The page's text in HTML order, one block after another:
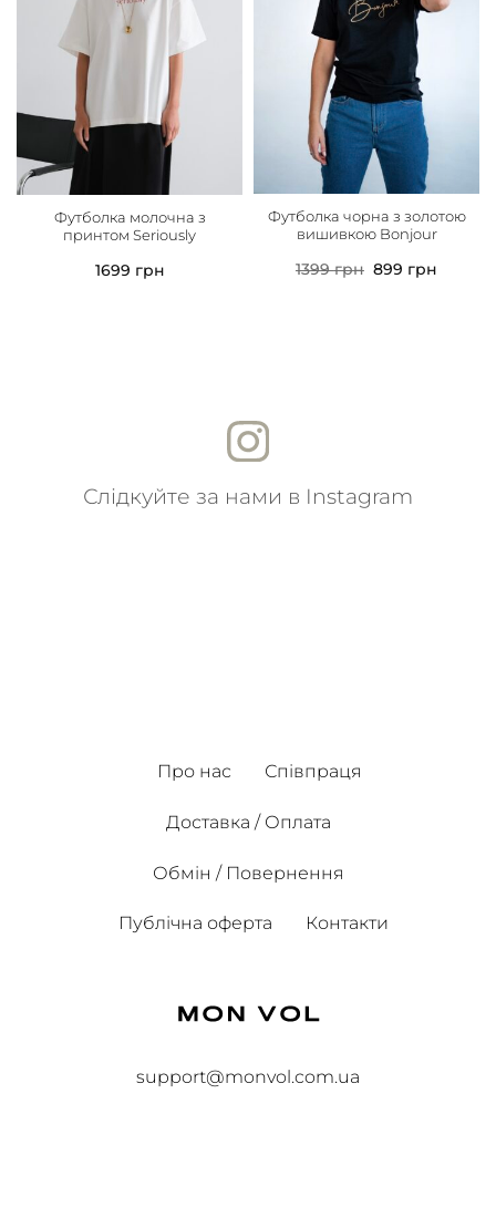
Футболка молочна з
принтом Seriously
1699 грн
Футболка чорна з золотою
вишивкою Bonjour
1399грн 899 грн
Слідкуйте за нами в Instagram
Про нас Співпраця
Доставка / Оплата
Обмін / Повернення
Публічна оферта Контакти
support@monvol.com.ua